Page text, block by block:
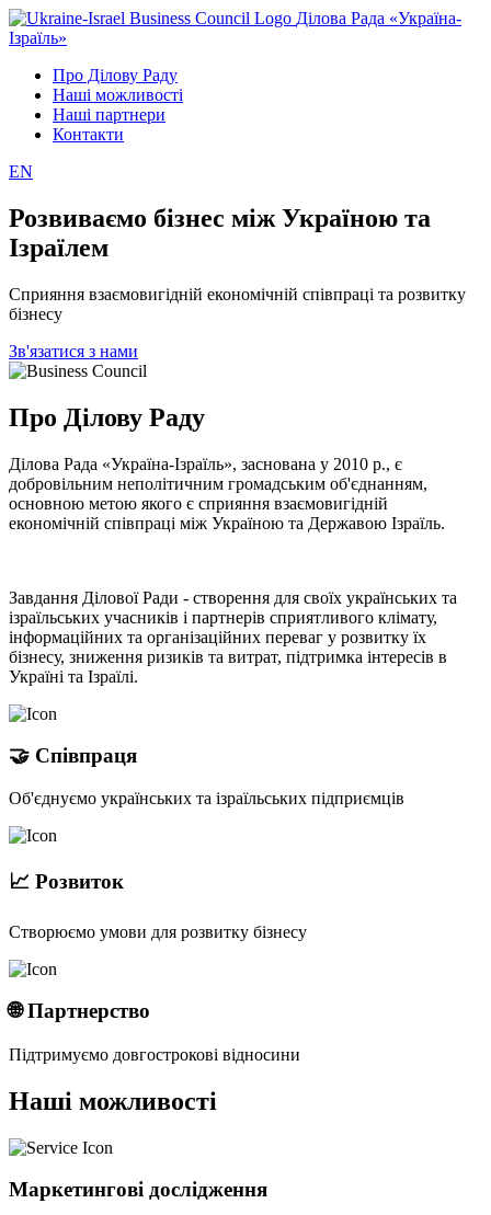
Ділова Рада «Україна-
Ізраїль»
Про Ділову Раду
Наші можливості
Наші партнери
Контакти
EN
Розвиваємо бізнес між Україною та
Ізраїлем
Сприяння взаємовигідній економічній співпраці та розвитку
бізнесу
Зв'язатися з нами
Про Ділову Раду
Ділова Рада «Україна-Ізраїль», заснована у 2010 р., є
добровільним неполітичним громадським об'єднанням,
основною метою якого є сприяння взаємовигідній
економічній співпраці між Україною та Державою Ізраїль.
Завдання Ділової Ради - створення для своїх українських та
ізраїльських учасників і партнерів сприятливого клімату,
інформаційних та організаційних переваг у розвитку їх
бізнесу, зниження ризиків та витрат, підтримка інтересів в
Україні та Ізраїлі.
🤝 Співпраця
Об'єднуємо українських та ізраїльських підприємців
📈 Розвиток
Створюємо умови для розвитку бізнесу
🌐 Партнерство
Підтримуємо довгострокові відносини
Наші можливості
Маркетингові дослідження